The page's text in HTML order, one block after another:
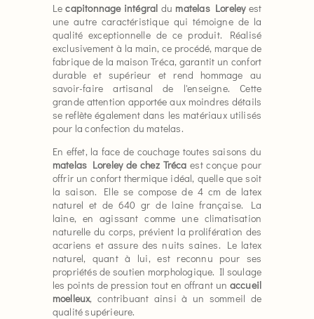
Lecapitonnage intégral du matelas Loreleyest
une autre caractéristique qui témoigne de la
qualité exceptionnelle de ce produit. Réalisé
exclusivement à la main, ce procédé, marque de
fabrique de la maison Tréca, garantit un confort
durable et supérieur et rend hommage au
savoir-faire artisanal de l'enseigne. Cette
grande attention apportée aux moindres détails
se reflète également dans les matériaux utilisés
pour la confection du matelas.
En effet, la face de couchage toutes saisons du
matelas Loreley de chez Tréca est conçue pour
offrir un confort thermique idéal, quelle que soit
la saison. Elle se compose de 4 cm de latex
naturel et de 640 gr de laine française. La
laine, en agissant comme une climatisation
naturelle du corps, prévient la prolifération des
acariens et assure des nuits saines. Le latex
naturel, quant à lui, est reconnu pour ses
propriétés de soutien morphologique. Il soulage
les points de pression tout en offrant un accueil
moelleux, contribuant ainsi à un sommeil de
qualité supérieure.